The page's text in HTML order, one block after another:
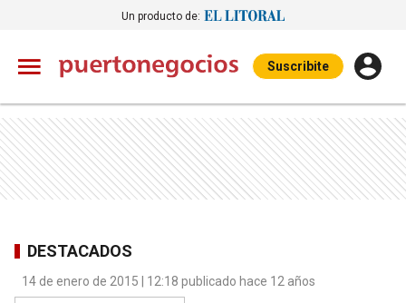
Un producto de:
Suscribite
DESTACADOS
14 de enero de 2015 | 12:18 publicado hace 12 años